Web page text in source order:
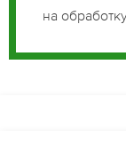
на